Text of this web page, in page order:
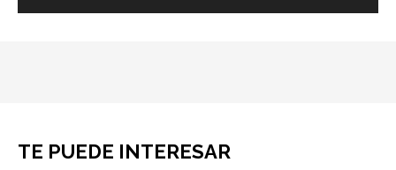
TE PUEDE INTERESAR